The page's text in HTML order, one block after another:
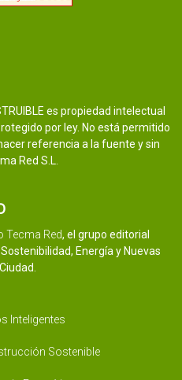
es propiedad intelectual
por ley. No está permitido
referencia a la fuente y sin
Red S.L.
Tecma Red, el grupo editorial
Energía y Nuevas
Inteligentes
Sostenible